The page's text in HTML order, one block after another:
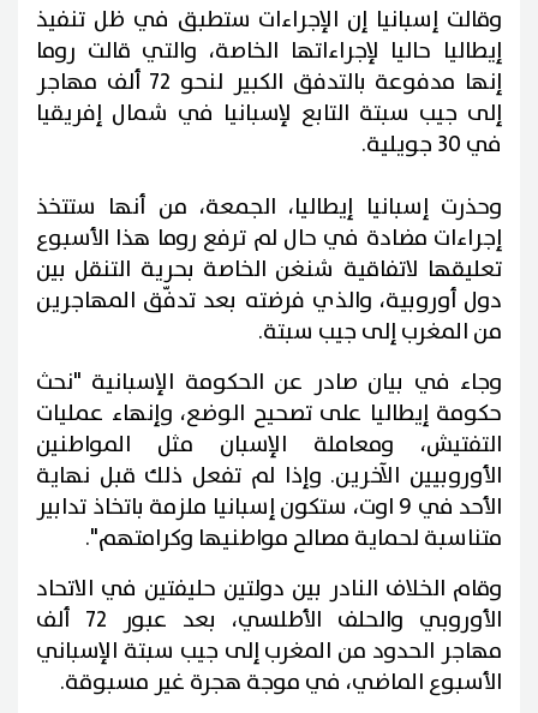
وقالت إسبانيا إن الإجراءات ستطبق في ظل تنفيذ
إيطاليا حاليا لإجراءاتها الخاصة، والتي قالت روما
إنها مدفوعة بالتدفق الكبير لنحو 72 ألف مهاجر
إلى جيب سبتة التابع لإسبانيا في شمال إفريقيا
في 30 جويلية.
وحذرت إسبانيا إيطاليا، الجمعة، من أنها ستتخذ
إجراءات مضادة في حال لم ترفع روما هذا الأسبوع
تعليقها لاتفاقية شنغن الخاصة بحرية التنقل بين
دول أوروبية، والذي فرضته بعد تدفّق المهاجرين
من المغرب إلى جيب سبتة.
وجاء في بيان صادر عن الحكومة الإسبانية "نحث
حكومة إيطاليا على تصحيح الوضع، وإنهاء عمليات
التفتيش، ومعاملة الإسبان مثل المواطنين
الأوروبيين الآخرين. وإذا لم تفعل ذلك قبل نهاية
الأحد في 9 اوت، ستكون إسبانيا ملزمة باتخاذ تدابير
متناسبة لحماية مصالح مواطنيها وكرامتهم".
وقام الخلاف النادر بين دولتين حليفتين في الاتحاد
الأوروبي والحلف الأطلسي، بعد عبور 72 ألف
مهاجر الحدود من المغرب إلى جيب سبتة الإسباني
الأسبوع الماضي، في موجة هجرة غير مسبوقة.